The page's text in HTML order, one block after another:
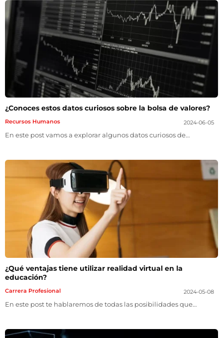
¿Conoces estos datos curiosos sobre la bolsa de valores?
Recursos Humanos 2024-06-05
En este post vamos a explorar algunos datos curiosos de…
¿Qué ventajas tiene utilizar realidad virtual en la
educación?
Carrera Profesional 2024-05-08
En este post te hablaremos de todas las posibilidades que…